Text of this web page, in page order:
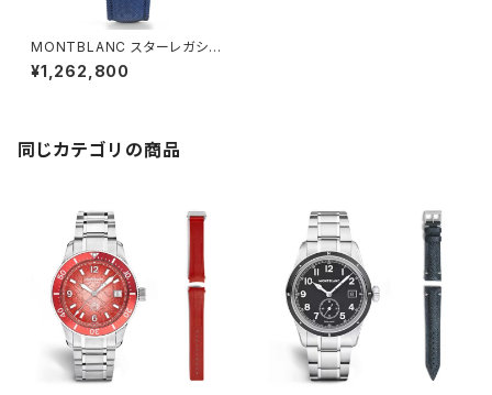
MONTBLANC スターレガシ
ー ニコラ・リューセック クロノ
グラフ 43mm
¥1,262,800
同じカテゴリの商品